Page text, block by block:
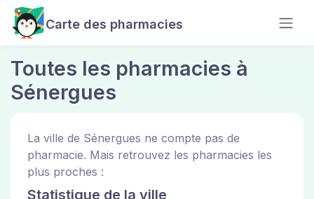
Carte des pharmacies
Toutes les pharmacies à
Sénergues
La ville de Sénergues ne compte pas de
pharmacie. Mais retrouvez les pharmacies les
plus proches :
Statistique de la ville